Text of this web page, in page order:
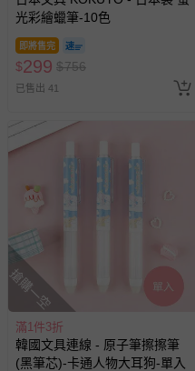
面黏貼退換貨說明紙張或書
退換貨須知
您所購買的商品享有7天
並非試用期，您所退回
包含完整包裝、配件、說
如需退換貨，請於收到商
瑕疵退換貨所產生的運費
退貨，您可至『查詢訂單
並點選『我要退貨』即可
至媽咪愛
LINE@客服ID:
針對滿件折/滿額贈…等活
留商品未達活動門檻，將
回。
光彩繪蠟筆-10色
即將售完
$299 $756
已售出 41
搶購一空
滿1件3折
韓國文具連線 - 原子筆擦擦筆
(黑筆芯)-卡通人物大耳狗-單入